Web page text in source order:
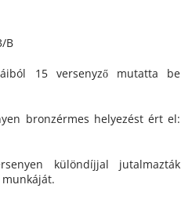
B
15 versenyző mutatta be
bronzérmes helyezést ért el:
különdíjjal jutalmazták